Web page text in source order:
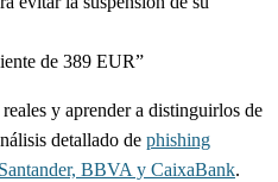
de 389 EUR”
y aprender a distinguirlos de
detallado de phishing
BBVA y CaixaBank.